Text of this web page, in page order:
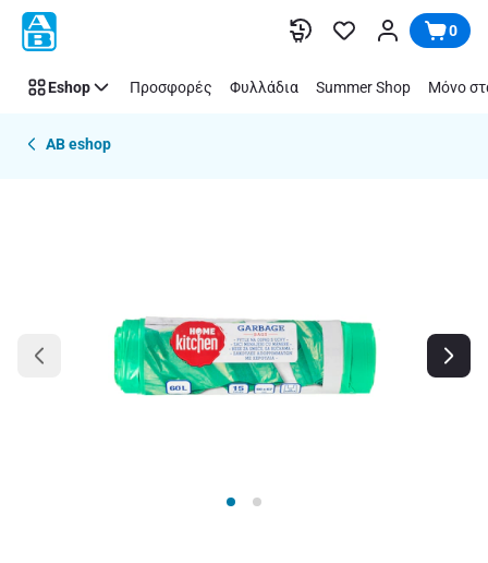
Παράλειψη 0
Eshop Προσφορές Φυλλάδια Summer Shop Μόνο
AB eshop